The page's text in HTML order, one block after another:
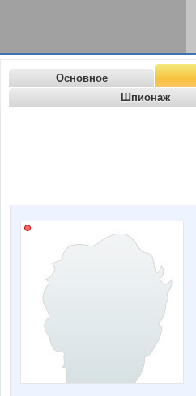
Основное
Шпионаж